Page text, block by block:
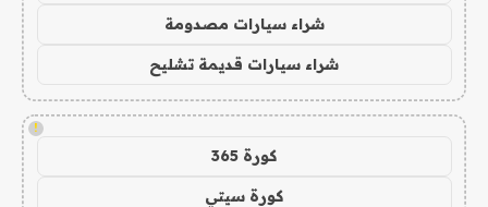
شراء سيارات مصدومة
شراء سيارات قديمة تشليح
!
كورة 365
كورة سيتي